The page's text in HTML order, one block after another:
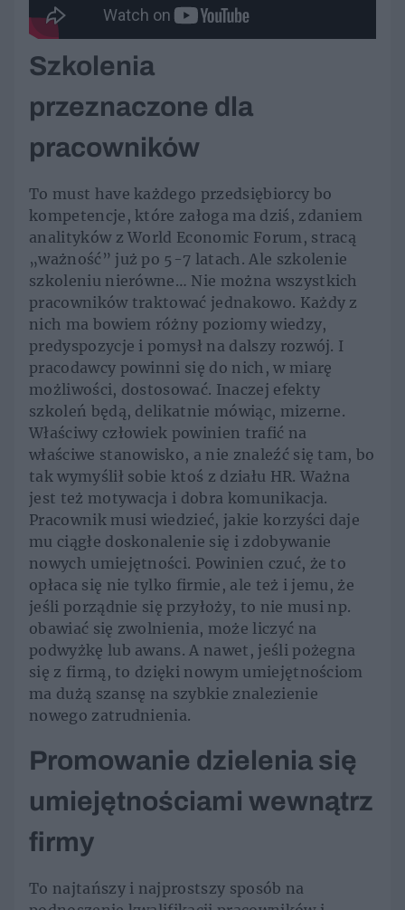
Szkolenia
przeznaczone dla
pracowników
To must have każdego przedsiębiorcy bo
kompetencje, które załoga ma dziś, zdaniem
analityków z World Economic Forum, stracą
„ważność” już po 5-7 latach. Ale szkolenie
szkoleniu nierówne… Nie można wszystkich
pracowników traktować jednakowo. Każdy z
nich ma bowiem różny poziomy wiedzy,
predyspozycje i pomysł na dalszy rozwój. I
pracodawcy powinni się do nich, w miarę
możliwości, dostosować. Inaczej efekty
szkoleń będą, delikatnie mówiąc, mizerne.
Właściwy człowiek powinien trafić na
właściwe stanowisko, a nie znaleźć się tam, bo
tak wymyślił sobie ktoś z działu HR. Ważna
jest też motywacja i dobra komunikacja.
Pracownik musi wiedzieć, jakie korzyści daje
mu ciągłe doskonalenie się i zdobywanie
nowych umiejętności. Powinien czuć, że to
opłaca się nie tylko firmie, ale też i jemu, że
jeśli porządnie się przyłoży, to nie musi np.
obawiać się zwolnienia, może liczyć na
podwyżkę lub awans. A nawet, jeśli pożegna
się z firmą, to dzięki nowym umiejętnościom
ma dużą szansę na szybkie znalezienie
nowego zatrudnienia.
Promowanie dzielenia się
umiejętnościami wewnątrz
firmy
To najtańszy i najprostszy sposób na